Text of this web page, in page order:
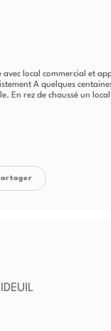
avec local commercial et
A quelques
En rez de chaussé un